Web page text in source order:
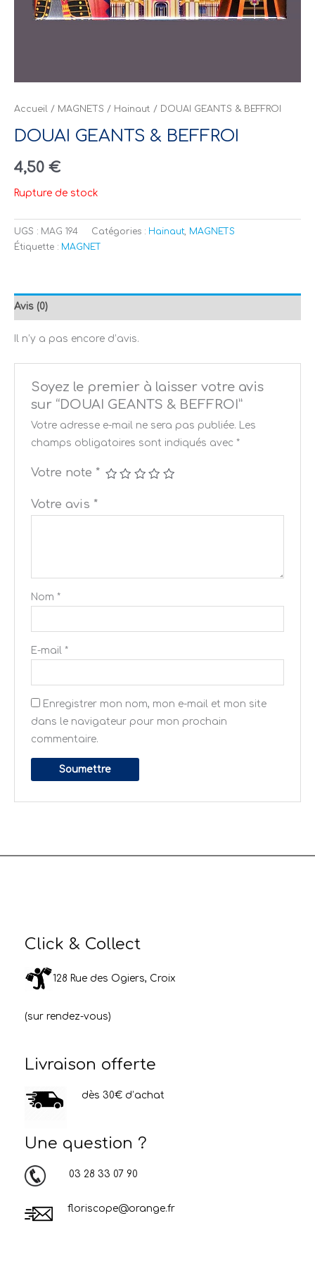
Accueil / MAGNETS / Hainaut / DOUAI GEANTS & BEFFROI
DOUAI GEANTS & BEFFROI
4,50 €
Rupture de stock
UGS : MAG 194 Catégories : Hainaut, MAGNETS
Étiquette : MAGNET
Avis (0)
Il n’y a pas encore d’avis.
Soyez le premier à laisser votre avis
sur “DOUAI GEANTS & BEFFROI”
Votre adresse e-mail ne sera pas publiée.
Les
champs obligatoires sont indiqués avec *
Votre note *
Votre avis *
Nom *
E-mail *
Enregistrer mon nom, mon e-mail et mon site
dans le navigateur pour mon prochain
commentaire.
Click & Collect
128 Rue des Ogiers, Croix
(sur rendez-vous)
Livraison offerte
dès 30€ d’achat
Une question ?
03 28 33 07 90
floriscope@orange.fr